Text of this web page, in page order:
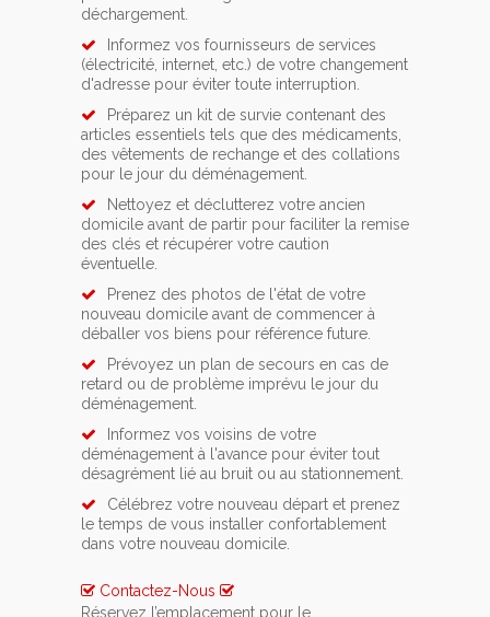
déchargement.
Informez vos fournisseurs de services
(électricité, internet, etc.) de votre changement
d'adresse pour éviter toute interruption.
Préparez un kit de survie contenant des
articles essentiels tels que des médicaments,
des vêtements de rechange et des collations
pour le jour du déménagement.
Nettoyez et déclutterez votre ancien
domicile avant de partir pour faciliter la remise
des clés et récupérer votre caution
éventuelle.
Prenez des photos de l'état de votre
nouveau domicile avant de commencer à
déballer vos biens pour référence future.
Prévoyez un plan de secours en cas de
retard ou de problème imprévu le jour du
déménagement.
Informez vos voisins de votre
déménagement à l'avance pour éviter tout
désagrément lié au bruit ou au stationnement.
Célébrez votre nouveau départ et prenez
le temps de vous installer confortablement
dans votre nouveau domicile.
Contactez-Nous
Réservez l’emplacement pour le